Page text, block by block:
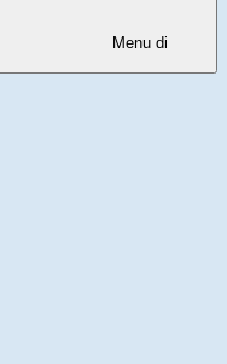
Menu di